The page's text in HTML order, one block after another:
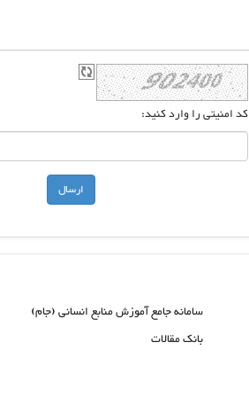
کد امنیتی را وارد کنید:
سامانه جامع آموزش منابع انسانی (جام)
بانک مقالات